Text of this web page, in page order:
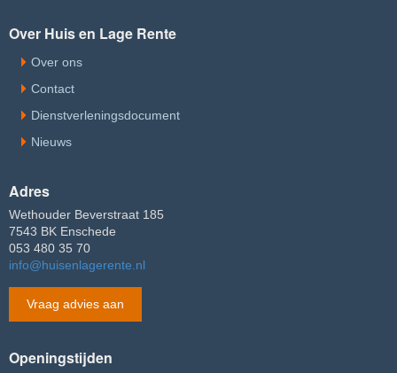
Over Huis en Lage Rente
Over ons
Contact
Dienstverleningsdocument
Nieuws
Adres
Wethouder Beverstraat 185
7543 BK Enschede
053 480 35 70
info@huisenlagerente.nl
Vraag advies aan
Openingstijden